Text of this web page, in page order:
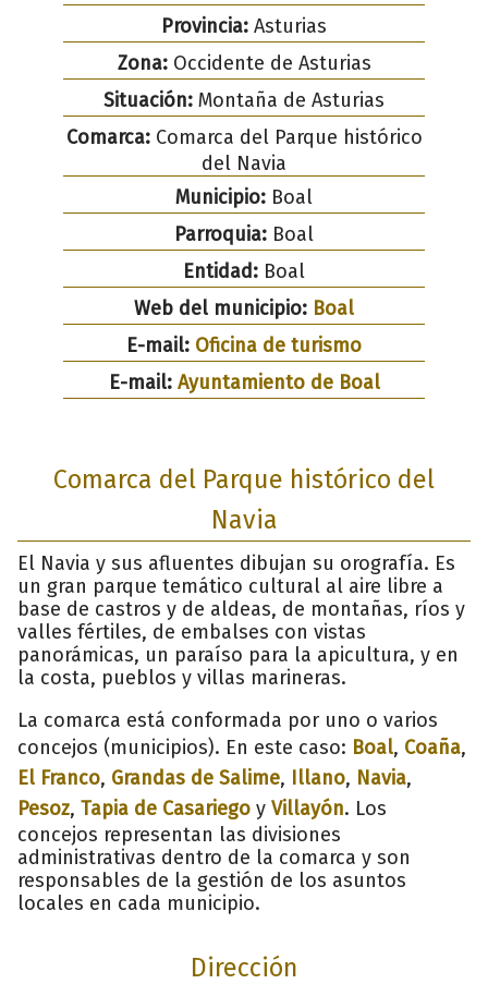
Provincia: Asturias
Zona:Occidente de Asturias
Situación: Montaña de Asturias
Comarca:Comarca del Parque histórico
del Navia
Municipio: Boal
Parroquia: Boal
Entidad: Boal
Web del municipio: Boal
E-mail: Oficina de turismo
E-mail: Ayuntamiento de Boal
Comarca del Parque histórico del
Navia
El Navia y sus afluentes dibujan su orografía. Es
un gran parque temático cultural al aire libre a
base de castros y de aldeas, de montañas, ríos y
valles fértiles, de embalses con vistas
panorámicas, un paraíso para la apicultura, y en
la costa, pueblos y villas marineras.
La comarca está conformada por uno o varios
concejos (municipios). En este caso: Boal, Coaña,
El Franco, Grandas de Salime, Illano, Navia,
Pesoz, Tapia de Casariego y Villayón. Los
concejos representan las divisiones
administrativas dentro de la comarca y son
responsables de la gestión de los asuntos
locales en cada municipio.
Dirección